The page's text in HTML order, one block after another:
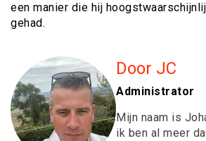
een manier die hij
gehad.
Door JC
Administrator
Mijn naam is
ik ben al meer